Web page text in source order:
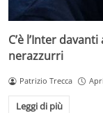
C’è l’Inter
nerazzurri
Patrizio Trecca
Leggi di più